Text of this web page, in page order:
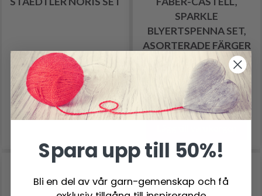
69.95 SEK
SPARKLE
BLYERTSPENNA SET,
ASORTERADE FÄRGER
192.00 SEK
Antal
Spara upp till 50%!
Bli en del av vår garn-gemenskap och få